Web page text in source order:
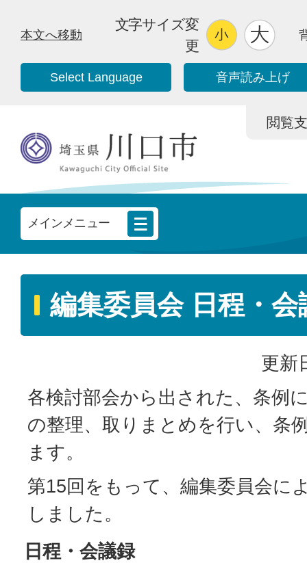
本文へ移動
文字サイズ変
更
Select Language 音声読み上げ
閲覧
メインメニュー
編集委員会 日程・会
更新
各検討部会から出された、条例
の整理、取りまとめを行い、条
ます。
第15回をもって、編集委員会に
しました。
日程・会議録